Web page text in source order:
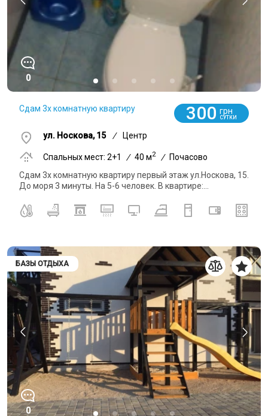
0
Сдам 3х комнатную квартиру 300 грн
СУТКИ
ул. Носкова, 15 / Центр
Спальных мест: 2+1 / 40 м2 /
Почасово
Сдам 3х комнатную квартиру первый этаж ул.Носкова, 15.
До моря 3 минуты. На 5-6 человек. В квартире:...
БАЗЫ ОТДЫХА
0